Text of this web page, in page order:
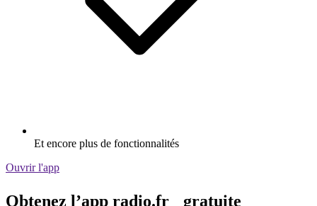
Et encore plus de fonctionnalités
Ouvrir l'app
Obtenez l’app radio.fr gratuite